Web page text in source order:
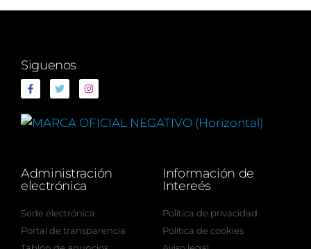
Siguenos
Administración
electrónica
Sede electrónica
Portal de transparencia
Información de
Intereés
Política de privacidad
Política de cookies